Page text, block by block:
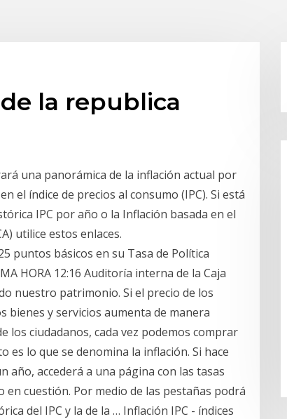
la republica
una panorámica de la inflación actual por
el índice de precios al consumo (IPC). Si está
IPC por año o la Inflación basada en el
utilice estos enlaces.
puntos básicos en su Tasa de Política
HORA 12:16 Auditoría interna de la Caja
nuestro patrimonio. Si el precio de los
bienes y servicios aumenta de manera
los ciudadanos, cada vez podemos comprar
es lo que se denomina la inflación. Si hace
año, accederá a una página con las tasas
cuestión. Por medio de las pestañas podrá
del IPC y la de la … Inflación IPC - índices